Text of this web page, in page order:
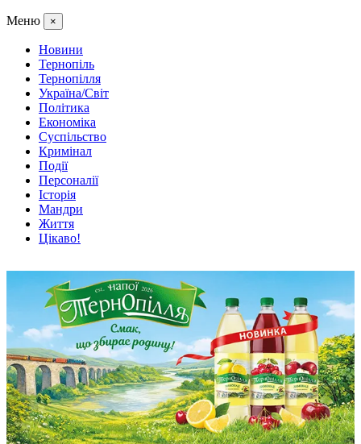
Меню ×
Новини
Тернопіль
Тернопілля
Україна/Світ
Політика
Економіка
Суспільство
Кримінал
Події
Персоналії
Історія
Мандри
Життя
Цікаво!